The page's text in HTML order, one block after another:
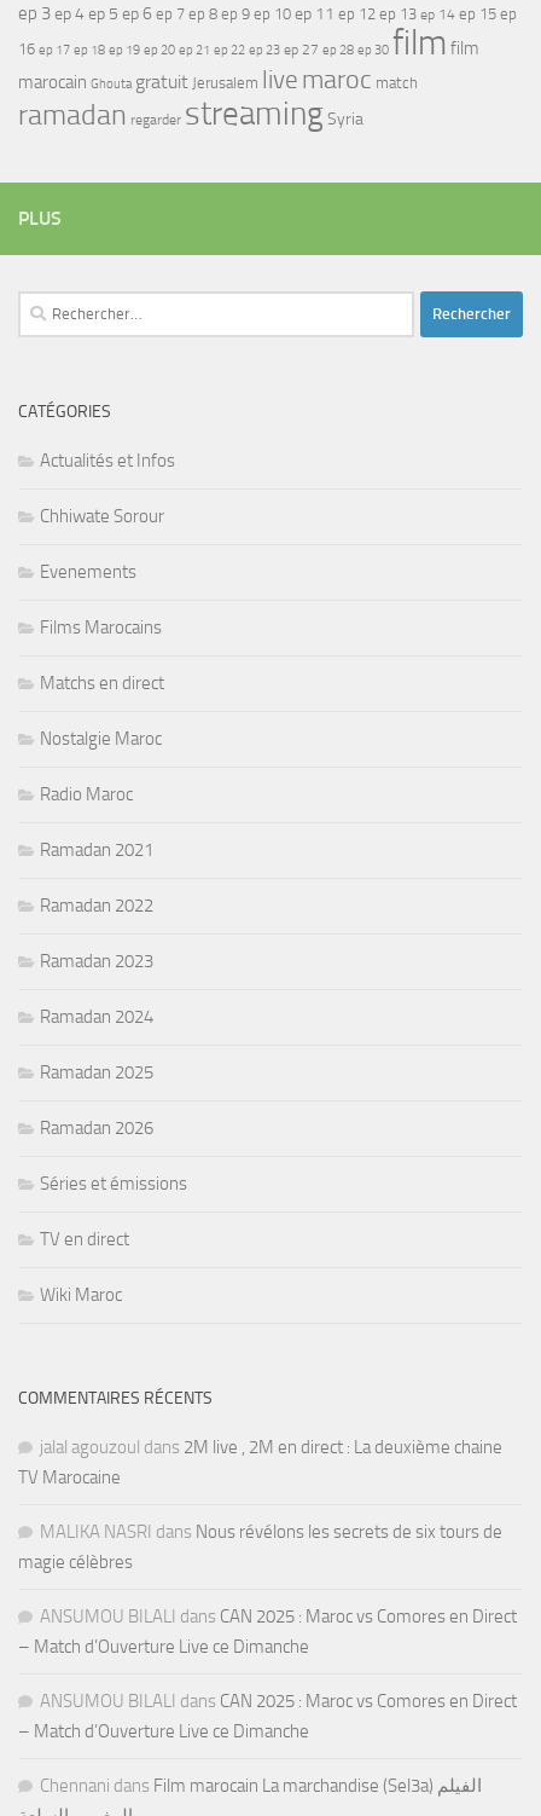
ep 3ep 4ep 5 ep 6 ep 7 ep 8 ep 9 ep 10 ep 11 ep 12 ep 13 ep 14 ep 15 ep
16 ep 17 ep 18 ep 19 ep 20 ep 21 ep 22 ep 23 ep 27 ep 28 ep 30 film film
marocain Ghouta gratuit Jerusalem live maroc match
ramadan regarder streamingSyria
PLUS
Rechercher :
CATÉGORIES
Actualités et Infos
Chhiwate Sorour
Evenements
Films Marocains
Matchs en direct
Nostalgie Maroc
Radio Maroc
Ramadan 2021
Ramadan 2022
Ramadan 2023
Ramadan 2024
Ramadan 2025
Ramadan 2026
Séries et émissions
TV en direct
Wiki Maroc
COMMENTAIRES RÉCENTS
jalal agouzoul dans 2M live , 2M en direct : La deuxième chaine
TV Marocaine
MALIKA NASRI dans Nous révélons les secrets de six tours de
magie célèbres
ANSUMOU BILALI dans CAN 2025 : Maroc vs Comores en Direct
– Match d’Ouverture Live ce Dimanche
ANSUMOU BILALI dans CAN 2025 : Maroc vs Comores en Direct
– Match d’Ouverture Live ce Dimanche
Chennani dans Film marocain La marchandise (Sel3a) الفيلم